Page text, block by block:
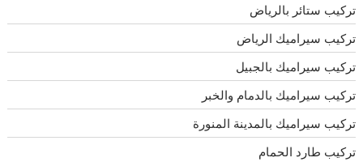
تركيب ستائر بالرياض
تركيب سيراميك الرياض
تركيب سيراميك بالجبيل
تركيب سيراميك بالدمام والخبر
تركيب سيراميك بالمدينة المنورة
تركيب طارد الحمام